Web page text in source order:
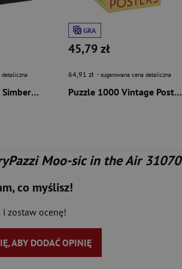
detaliczna
Puzzle 1000 Hugo Simberg, The Garden of Death 58689
GRA
45,79 zł
64,91 zł - sugerowana cena detaliczna
Puzzle 1000 Vintage Posters Retro Cinema 59212
Moo-sic in the Air 31070
co myślisz!
i zostaw ocenę!
ABY DODAĆ OPINIĘ